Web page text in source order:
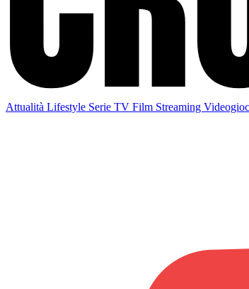
Attualità Lifestyle Serie TV Film Streaming